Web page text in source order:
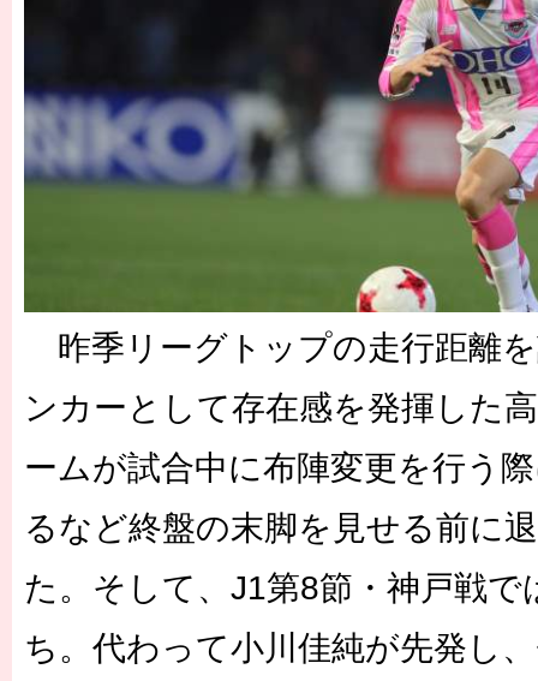
［3220号］伝説の王者、黄金のシャーレ
昨季リーグトップの走行距離
ンカーとして存在感を発揮した
ームが試合中に布陣変更を行う
るなど終盤の末脚を見せる前に
た。そして、J1第8節・神戸戦で
ち。代わって小川佳純が先発し